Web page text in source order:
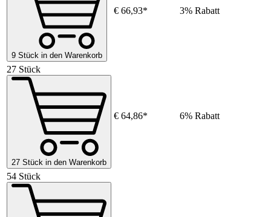
9 Stück in den Warenkorb
€ 66,93* 3% Rabatt
27 Stück
27 Stück in den Warenkorb
€ 64,86* 6% Rabatt
54 Stück